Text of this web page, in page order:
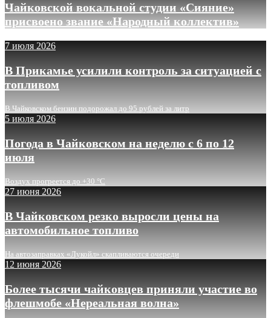
Чайковской вокальной студии «Сияние»
присвоено звание «Народный коллектив»
7 июля 2026
В Прикамье усилили контроль за ситуацией с
топливом
В Чайковском бензин подорожал до 95 рублей за литр
5 июля 2026
Погода в Чайковском на неделю с 6 по 12
июля
Воздух прогреется до +30 °C
27 июня 2026
В Чайковском резко выросли цены на
автомобильное топливо
На автозаправках «Лукойл» скапливаются очереди
12 июня 2026
Более тысячи чайковцев приняли участие во
флешмобе «Нереальная волна»